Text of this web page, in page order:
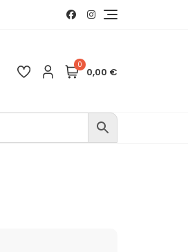
0
0,00 €